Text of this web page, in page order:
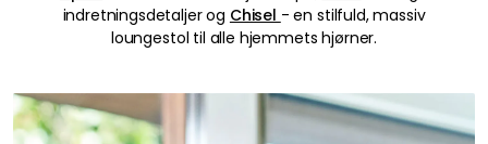
indretningsdetaljer og Chisel - en stilfuld, massiv
loungestol til alle hjemmets hjørner.